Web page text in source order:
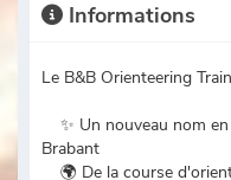
Informations
Le B&B Orienteering
✨ Un nouveau nom
Brabant
🌍 De la course